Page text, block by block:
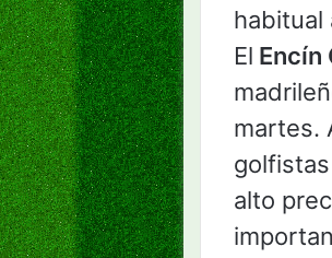
habitual
El Encín
martes.
alto